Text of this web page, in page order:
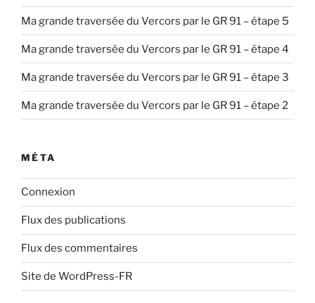
Ma grande traversée du Vercors par le GR 91 – étape 5
Ma grande traversée du Vercors par le GR 91 – étape 4
Ma grande traversée du Vercors par le GR 91 – étape 3
Ma grande traversée du Vercors par le GR 91 – étape 2
MÉTA
Connexion
Flux des publications
Flux des commentaires
Site de WordPress-FR